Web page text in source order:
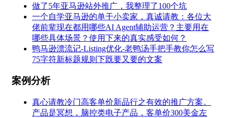
做了5年亚马逊站外推广，我整理了100个坑
一个自学亚马逊的单干小卖家，真诚请教：各位大
佬前辈现在都用哪些AI Agent辅助运营？主要用在
哪些具体场景？使用下来的真实感受如何？
鸭马逊漂流记-Listing优化-老鸭汤手把手教你怎么写
75字符新标题规则下既要又要的文案
案例分析
真心请教冷门高客单价新品行之有效的推广方案。
产品是冥想，脑控类电子产品，客单价300美金左